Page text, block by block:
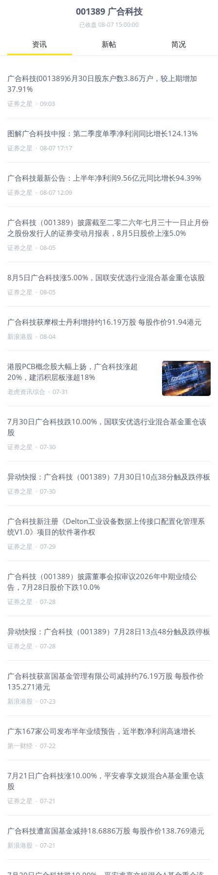
001389 广合科技
已收盘 08-07 15:00:00
资讯 新帖 简况
广合科技(001389)6月30日股东户数3.86万户，较上期增加
37.91%
证券之星 · 09:03
图解广合科技中报：第二季度单季净利润同比增长124.13%
证券之星 · 08-07 17:17
广合科技最新公告：上半年净利润9.56亿元同比增长94.39%
证券之星 · 08-07 12:09
广合科技（001389）披露截至二零二六年七月三十一日止月份
之股份发行人的证券变动月报表，8月5日股价上涨5.0%
证券之星 · 08-05
8月5日广合科技涨5.00%，国联安优选行业混合基金重仓该股
证券之星 · 08-05
广合科技获摩根士丹利增持约16.19万股 每股作价91.94港元
新浪港股 · 08-04
港股PCB概念股大幅上扬，广合科技涨超
20%，建滔积层板涨超18%
老虎资讯综合 · 07-31
7月30日广合科技跌10.00%，国联安优选行业混合基金重仓该
股
证券之星 · 07-30
异动快报：广合科技（001389）7月30日10点38分触及跌停板
证券之星 · 07-30
广合科技新注册《Delton工业设备数据上传接口配置化管理系
统V1.0》项目的软件著作权
证券之星 · 07-29
广合科技（001389）披露董事会拟审议2026年中期业绩公
告，7月28日股价下跌10.0%
证券之星 · 07-28
异动快报：广合科技（001389）7月28日13点48分触及跌停板
证券之星 · 07-28
广合科技获富国基金管理有限公司减持约76.19万股 每股作价
135.271港元
新浪港股 · 07-23
广东167家公司发布半年业绩预告，近半数净利润高速增长
第一财经 · 07-22
7月21日广合科技涨10.00%，平安睿享文娱混合A基金重仓该
股
证券之星 · 07-21
广合科技遭富国基金减持18.6886万股 每股作价138.769港元
新浪港股 · 07-21